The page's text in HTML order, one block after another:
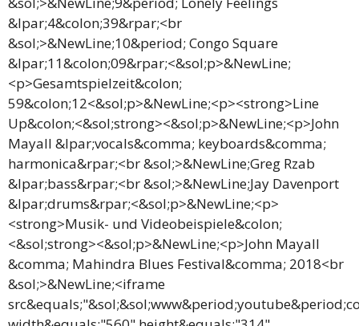
&lpar;4&colon;39&rpar;<br
&sol;>&NewLine;10&period; Congo Square
&lpar;11&colon;09&rpar;<&sol;p>&NewLine;
<p>Gesamtspielzeit&colon;
59&colon;12<&sol;p>&NewLine;<p><strong>Line
Up&colon;<&sol;strong><&sol;p>&NewLine;<p>John
Mayall &lpar;vocals&comma; keyboards&comma;
harmonica&rpar;<br &sol;>&NewLine;Greg Rzab
&lpar;bass&rpar;<br &sol;>&NewLine;Jay Davenport
&lpar;drums&rpar;<&sol;p>&NewLine;<p>
<strong>Musik- und Videobeispiele&colon;
<&sol;strong><&sol;p>&NewLine;<p>John Mayall
&comma; Mahindra Blues Festival&comma; 2018<br
&sol;>&NewLine;<iframe